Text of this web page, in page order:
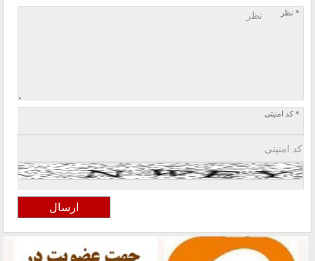
* نظر
* کد امنیتی